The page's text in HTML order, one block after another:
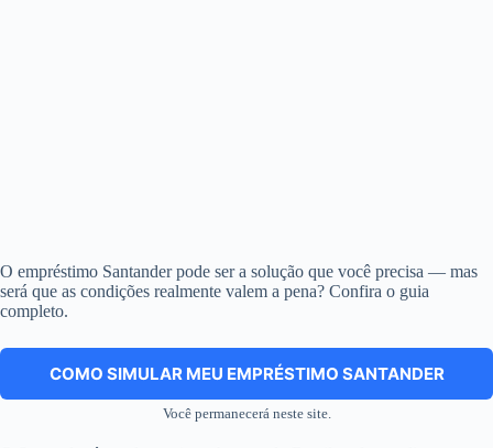
O empréstimo Santander pode ser a solução que você precisa — mas
será que as condições realmente valem a pena? Confira o guia
completo.
COMO SIMULAR MEU EMPRÉSTIMO SANTANDER
Você permanecerá neste site.